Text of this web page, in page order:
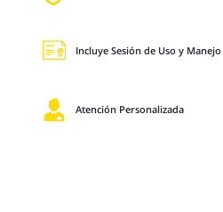
Incluye Sesión de Uso y Manejo
Atención Personalizada